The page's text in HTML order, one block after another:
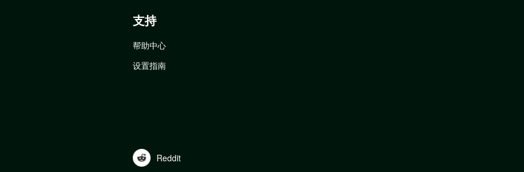
支持
帮助中心
设置指南
Reddit